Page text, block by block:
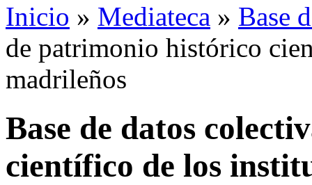
Inicio » Mediateca » Base
de patrimonio histórico
madrileños
Base de datos
científico de los